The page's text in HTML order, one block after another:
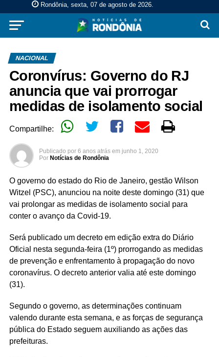
Rondônia, sexta, 07 de agosto de 2026.
NACIONAL
Coronvírus: Governo do RJ
anuncia que vai prorrogar
medidas de isolamento social
Compartilhe:
Publicado por 6 anos atrás em junho 1, 2020
Por Notícias de Rondônia
O governo do estado do Rio de Janeiro, gestão Wilson
Witzel (PSC), anunciou na noite deste domingo (31) que
vai prolongar as medidas de isolamento social para
conter o avanço da Covid-19.
Será publicado um decreto em edição extra do Diário
Oficial nesta segunda-feira (1º) prorrogando as medidas
de prevenção e enfrentamento à propagação do novo
coronavírus. O decreto anterior valia até este domingo
(31).
Segundo o governo, as determinações continuam
valendo durante esta semana, e as forças de segurança
pública do Estado seguem auxiliando as ações das
prefeituras.